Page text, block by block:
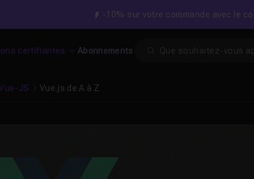
-10% sur votre commande avec le
certifiantes Abonnements
JS Vue.js de A à Z